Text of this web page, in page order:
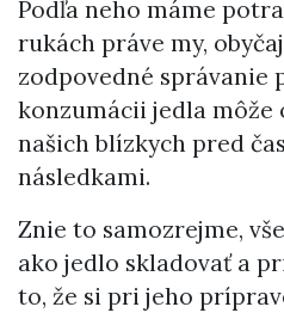
Podľa neho máme
rukách práve my,
zodpovedné správanie
konzumácii jedla môže
našich blízkych pred
následkami.
Znie to samozrejme,
ako jedlo skladovať a
to, že si pri jeho